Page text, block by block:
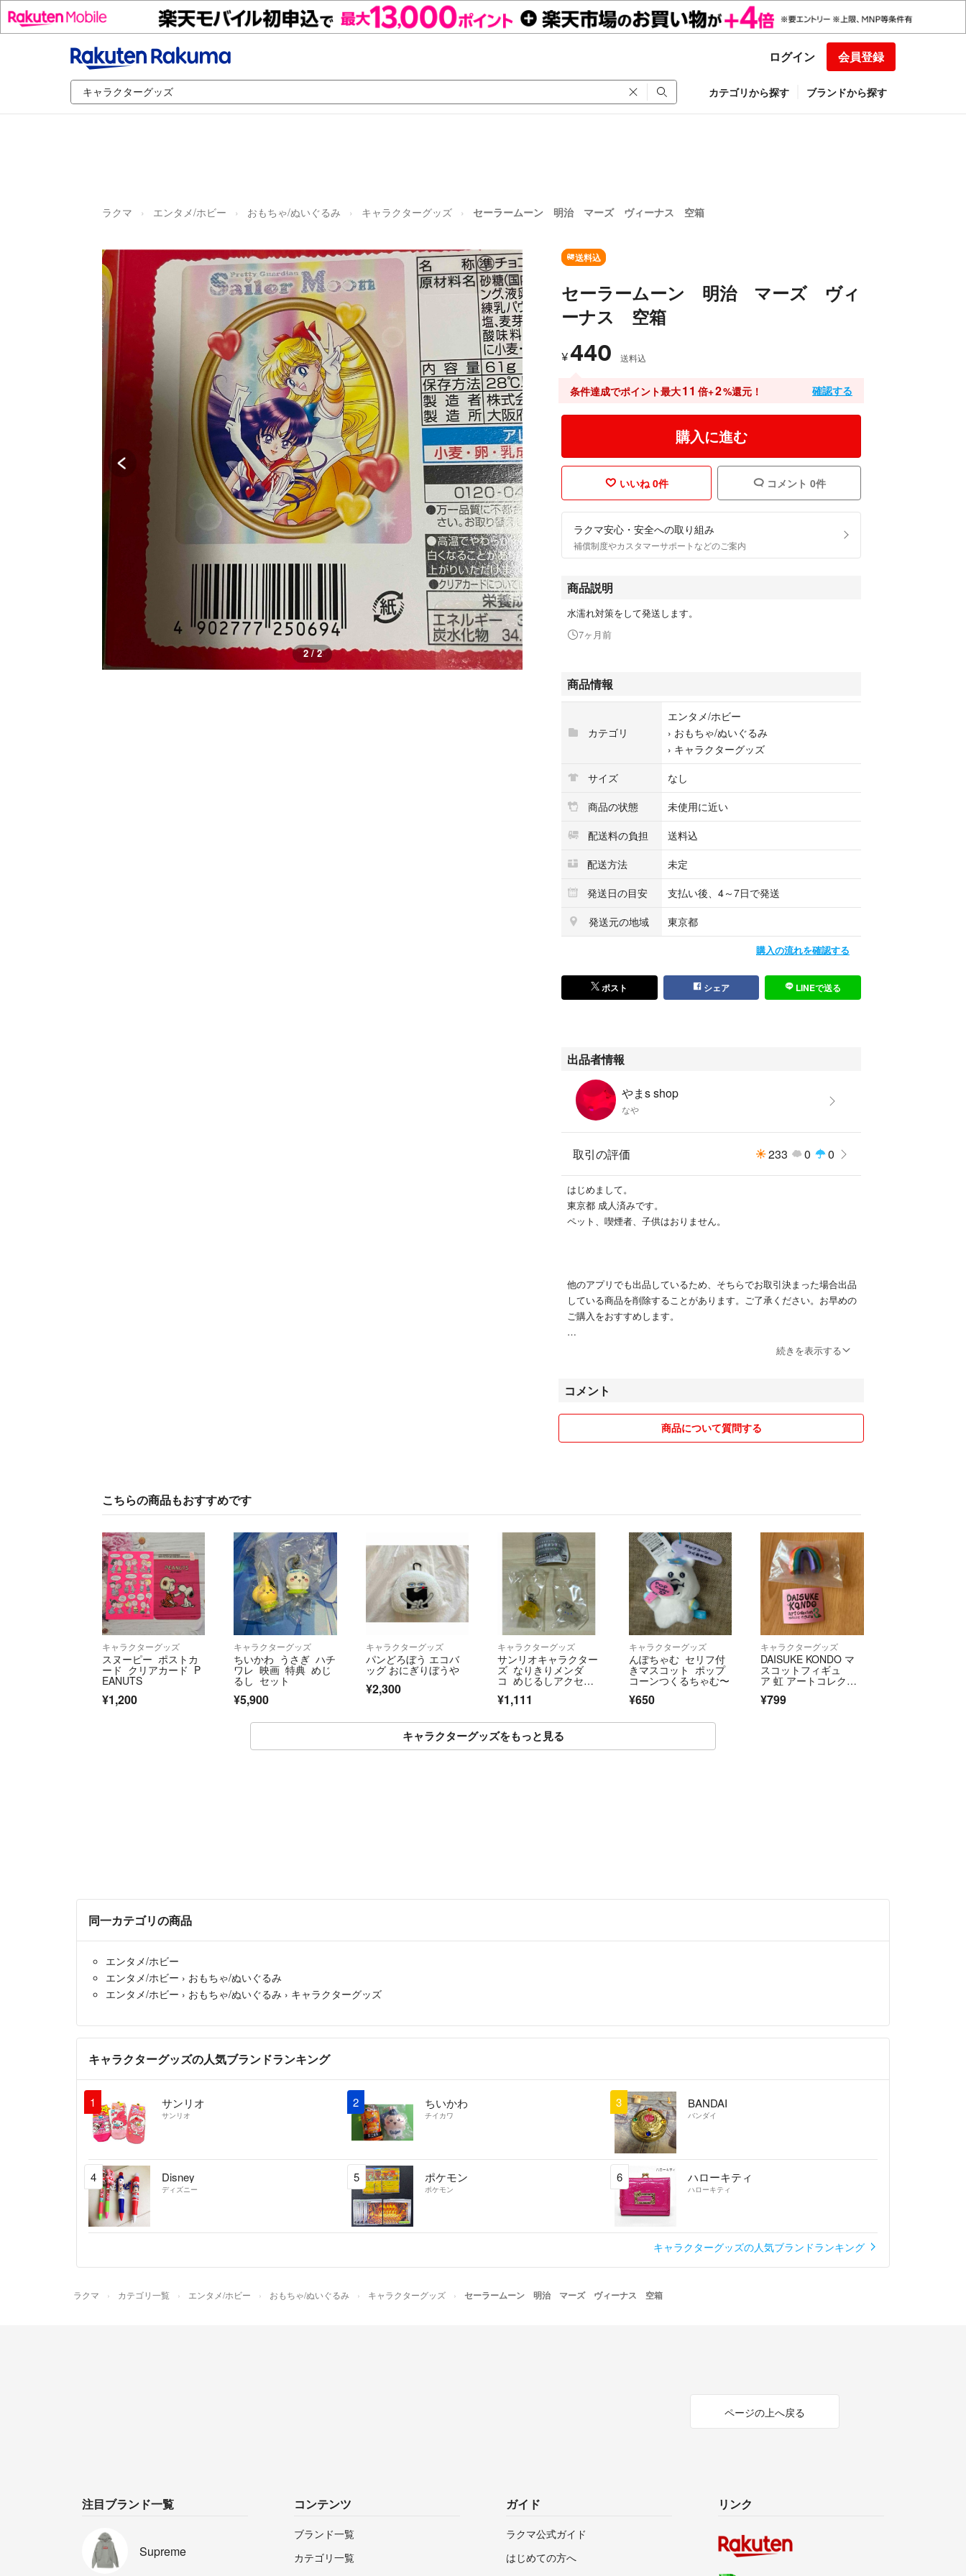
ログイン 会員登録
カテゴリから探す ブランドから探す
ラクマ エンタメ/ホビー おもちゃ/ぬいぐるみ キャラクターグッズ セーラームーン 明治 マーズ ヴィーナス 空箱
1 / 2
送料込
セーラームーン 明治 マーズ ヴィ
ーナス 空箱
¥440 送料込
条件達成でポイント最大11 倍+2%還元！ 確認する
購入に進む
いいね 0件 コメント 0件
ラクマ安心・安全への取り組み
補償制度やカスタマーサポートなどのご案内
商品説明
水濡れ対策をして発送します。
7ヶ月前
商品情報
カテゴリ
エンタメ/ホビー
› おもちゃ/ぬいぐるみ
› キャラクターグッズ
サイズ
なし
商品の状態
未使用に近い
配送料の負担
送料込
配送方法
未定
発送日の目安
支払い後、4～7日で発送
発送元の地域
東京都
購入の流れを確認する
ポスト シェア LINEで送る
出品者情報
やまs shop
なや
取引の評価 233 0 0
はじめまして。
東京都 成人済みです。
ペット、喫煙者、子供はおりません。
他のアプリでも出品しているため、そちらでお取引決まった場合出品
している商品を削除することがあります。ご了承ください。お早めの
ご購入をおすすめします。
がお値引させて頂きますので購入前にお声がけ下さい。
続きを表示する
コメント
商品について質問する
こちらの商品もおすすめです
キャラクターグッズ
スヌーピー ポストカ
ード クリアカード P
EANUTS
¥1,200
キャラクターグッズ
ちいかわ うさぎ ハチ
ワレ 映画 特典 めじ
るし セット
¥5,900
キャラクターグッズ
パンどろぼう エコバ
ッグ おにぎりぼうや
¥2,300
キャラクターグッズ
サンリオキャラクター
ズ なりきりメンダ
コ めじるしアクセサ
リー ポムポムプリ
ン シナモロール バン
¥1,111
キャラクターグッズ
んぽちゃむ セリフ付
きマスコット ポップ
コーンつくるちゃむ〜
¥650
キャラクターグッズ
DAISUKE KONDO マ
スコットフィギュ
ア 虹 アートコレクシ
ョン3 アートコレクシ
ョン ダイスケコンド
¥799
キャラクターグッズをもっと見る
同一カテゴリの商品
エンタメ/ホビー
エンタメ/ホビー › おもちゃ/ぬいぐるみ
エンタメ/ホビー › おもちゃ/ぬいぐるみ › キャラクターグッズ
キャラクターグッズの人気ブランドランキング
1 サンリオ
サンリオ
2 ちいかわ
チイカワ
3 BANDAI
バンダイ
4 Disney
ディズニー
5 ポケモン
ポケモン
6 ハローキティ
ハローキティ
キャラクターグッズの人気ブランドランキング
ラクマ カテゴリ一覧 エンタメ/ホビー おもちゃ/ぬいぐるみ キャラクターグッズ セーラームーン 明治 マーズ ヴィーナス 空箱
ページの上へ戻る
注目ブランド一覧
Supreme
コンテンツ
ブランド一覧
カテゴリ一覧
ガイド
ラクマ公式ガイド
はじめての方へ
リンク